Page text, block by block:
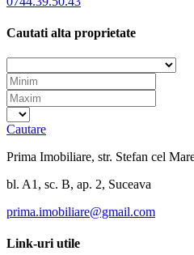
Cautati alta proprietate
Cautare
Prima Imobiliare, str. Stefan cel
bl. A1, sc. B, ap. 2, Suceava
prima.imobiliare@gmail.com
Link-uri utile